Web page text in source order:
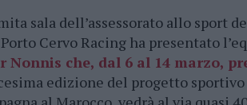
sala dell’assessorato allo sport
Cervo Racing ha presentato
Nonnis che, dal 6 al 14 marzo,
edizione del progetto